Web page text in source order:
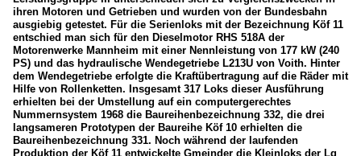
ihren Motoren und Getrieben und wurden von der Bundesbahn
ausgiebig getestet. Für die Serienloks mit der Bezeichnung Köf 11
entschied man sich für den Dieselmotor RHS 518A der
Motorenwerke Mannheim mit einer Nennleistung von 177 kW (240
PS) und das hydraulische Wendegetriebe L213U von Voith. Hinter
dem Wendegetriebe erfolgte die Kraftübertragung auf die Räder mit
Hilfe von Rollenketten. Insgesamt 317 Loks dieser Ausführung
erhielten bei der Umstellung auf ein computergerechtes
Nummernsystem 1968 die Baureihenbezeichnung 332, die drei
langsameren Prototypen der Baureihe Köf 10 erhielten die
Baureihenbezeichnung 331. Noch während der laufenden
Produktion der Köf 11 entwickelte Gmeinder die Kleinloks der Lg